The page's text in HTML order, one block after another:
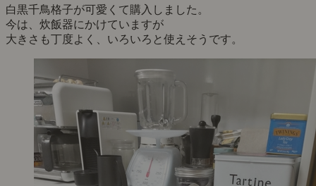
白黒千鳥格子が可愛くて購入しました。
今は、炊飯器にかけていますが
大きさも丁度よく、いろいろと使えそうです。